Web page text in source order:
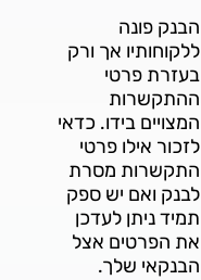
הבנק פונה
ללקוחותיו אך ורק
בעזרת פרטי
ההתקשרות
המצויים בידו. כדאי
לזכור אילו פרטי
התקשרות מסרת
לבנק ואם יש ספק
תמיד ניתן לעדכן
את הפרטים אצל
הבנקאי שלך.